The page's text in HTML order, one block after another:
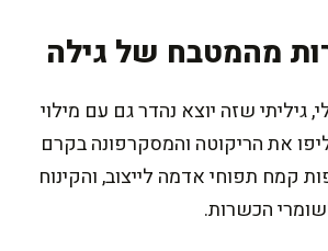
מהמטבח של גילה
גיליתי שזה יוצא נהדר גם עם מילוי
את הריקוטה והמסקרפונה בקרם
הוסיפו 2 כפות קמח תפוחי אדמה לייצוב, והקינוח
הכשרות.